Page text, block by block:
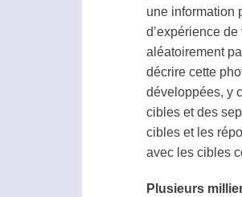
une information
d’expérience de
aléatoirement
décrire cette
développées, y
cibles et des
cibles et les
avec les cibles
Plusieurs